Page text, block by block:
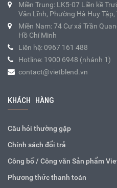
Miền Trung: LK5-07 Liền kề
Văn Lĩnh, Phường Hà Huy Tập,
Miền Nam: 74 Cư xá Trần
Hồ Chí Minh
Liên hệ: 0967 161 488
Hotline: 1900 6948 (nhánh 1)
contact@vietblend.vn
KHÁCH HÀNG
Câu hỏi thường gặp
Chính sách đổi trả
Công bố / Công văn Sản phẩm
Phương thức thanh toán